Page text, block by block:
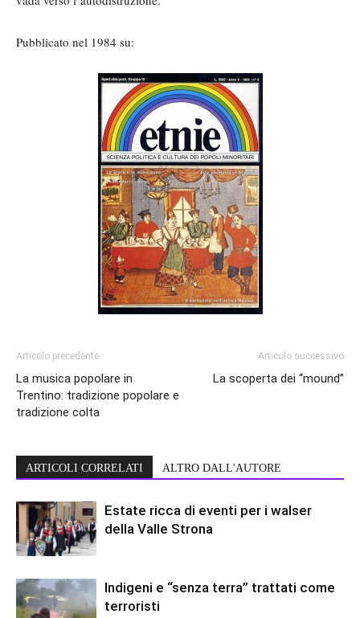
Pubblicato nel 1984 su:
Articolo precedente
La musica popolare in
Trentino: tradizione popolare e
tradizione colta
Articolo successivo
La scoperta dei “mound”
ARTICOLI CORRELATI ALTRO DALL'AUTORE
Estate ricca di eventi per i walser
della Valle Strona
Indigeni e “senza terra” trattati come
terroristi